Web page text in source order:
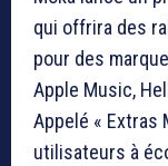
qui offrira des
pour des
Apple Music,
Appelé « Extras
utilisateurs à